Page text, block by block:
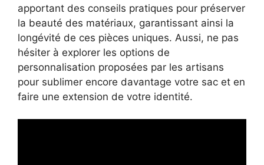
apportant des conseils pratiques pour préserver
la beauté des matériaux, garantissant ainsi la
longévité de ces pièces uniques. Aussi, ne pas
hésiter à explorer les options de
personnalisation proposées par les artisans
pour sublimer encore davantage votre sac et en
faire une extension de votre identité.